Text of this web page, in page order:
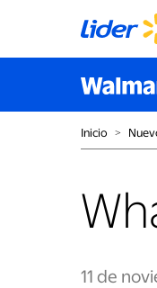
Inicio ˃
11 de